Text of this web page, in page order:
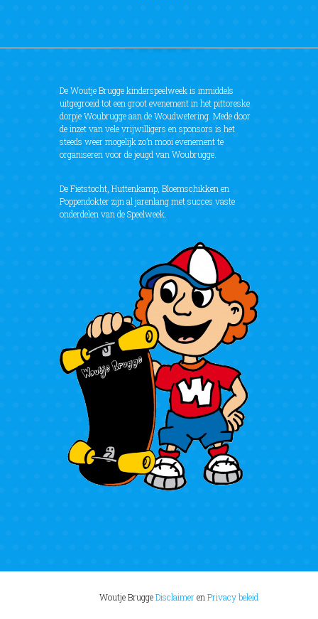
De Woutje Brugge kinderspeelweek is inmiddels
uitgegroeid tot een groot evenement in het pittoreske
dorpje Woubrugge aan de Woudwetering. Mede door
de inzet van vele vrijwilligers en sponsors is het
steeds weer mogelijk zo’n mooi evenement te
organiseren voor de jeugd van Woubrugge.
De Fietstocht, Huttenkamp, Bloemschikken en
Poppendokter zijn al jarenlang met succes vaste
onderdelen van de Speelweek.
Woutje BruggeDisclaimerenPrivacy beleid